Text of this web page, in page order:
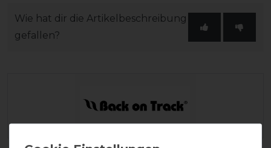
Wie hat dir die Artikelbeschreibung
gefallen?